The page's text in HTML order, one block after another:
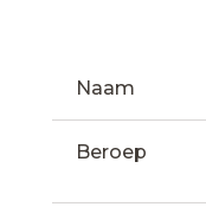
Naam
Beroep